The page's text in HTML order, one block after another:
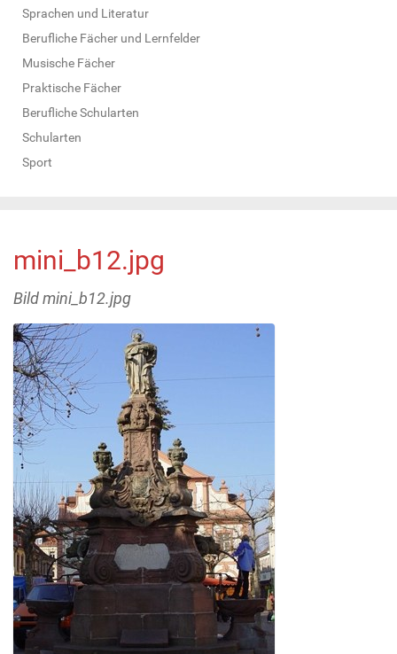
Sprachen und Literatur
Berufliche Fächer und Lernfelder
Musische Fächer
Praktische Fächer
Berufliche Schularten
Schularten
Sport
mini_b12.jpg
Bild mini_b12.jpg